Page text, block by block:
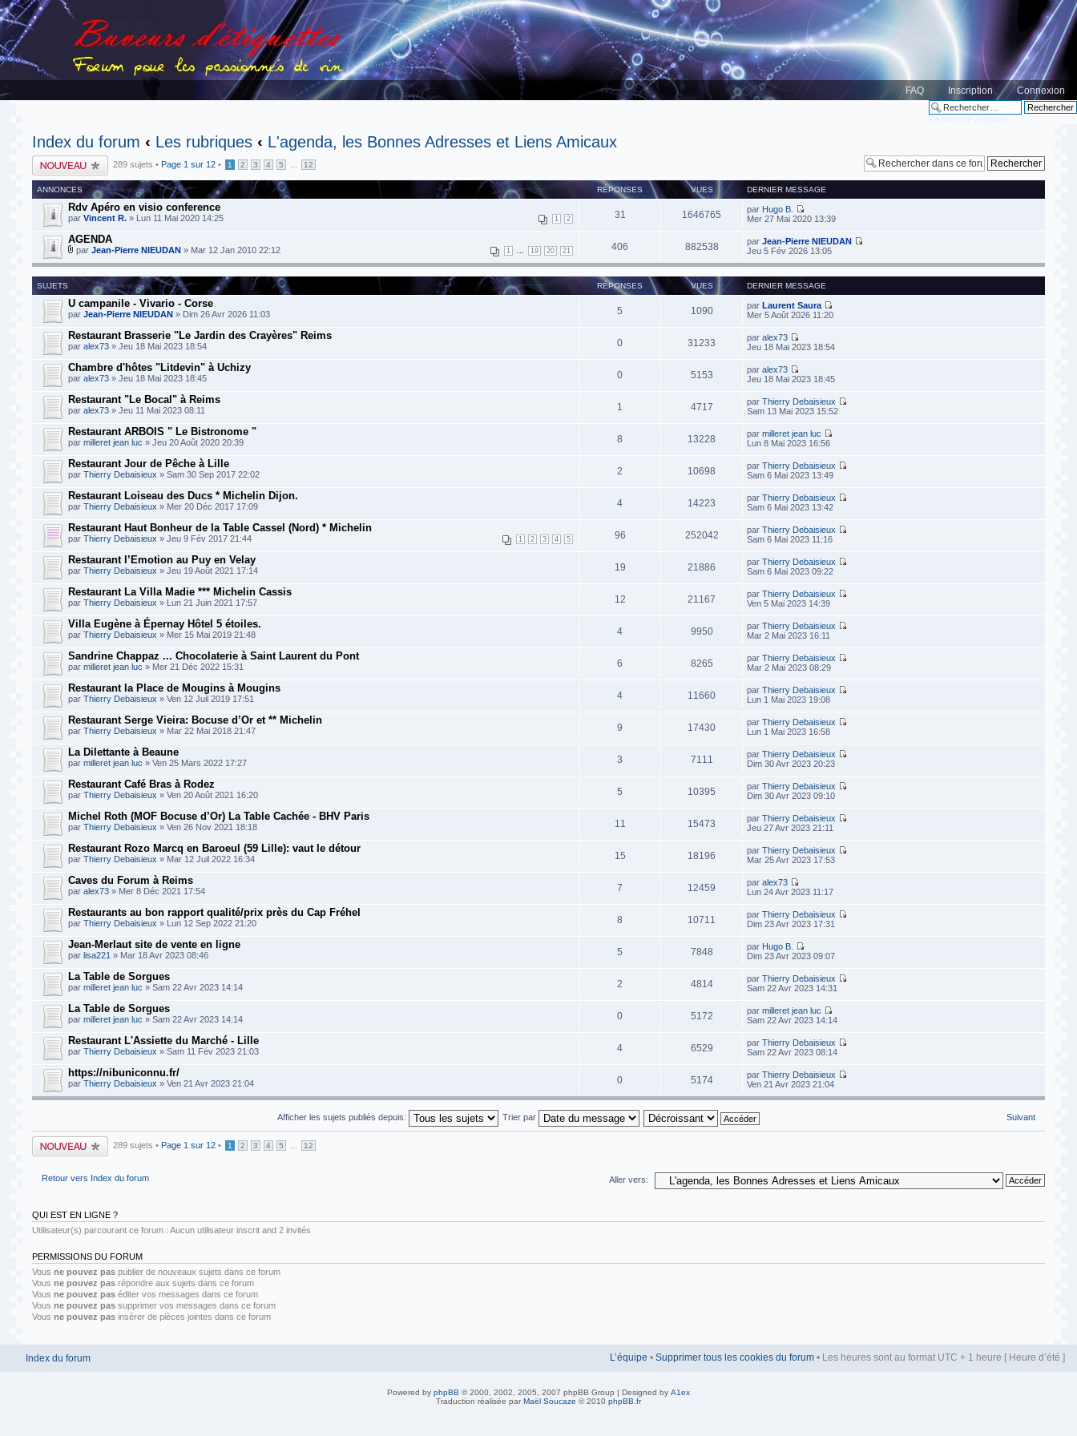
FAQ Inscription Connexion
Recherche avancée
Index du forum ‹ Les rubriques ‹ L'agenda, les Bonnes Adresses et Liens Amicaux
Publier un nouveau
sujet
289 sujets • Page 1 sur 12 • 1 2 3 4 5 12
ANNONCES RÉPONSES VUES DERNIER MESSAGE
Rdv Apéro en visio conference
1 2
par Vincent R. » Lun 11 Mai 2020 14:25 31 1646765 par Hugo B.
Mer 27 Mai 2020 13:39
AGENDA
1 19 20 21
par Jean-Pierre NIEUDAN » Mar 12 Jan 2010 22:12 406 882538 parJean-Pierre NIEUDAN
Jeu 5 Fév 2026 13:05
SUJETS RÉPONSES VUES DERNIER MESSAGE
U campanile - Vivario - Corse
par Jean-Pierre NIEUDAN » Dim 26 Avr 2026 11:03 5 1090 parLaurent Saura
Mer 5 Août 2026 11:20
Restaurant Brasserie "Le Jardin des Crayères" Reims
par alex73 » Jeu 18 Mai 2023 18:54 0 31233 paralex73
Jeu 18 Mai 2023 18:54
Chambre d'hôtes "Litdevin" à Uchizy
par alex73 » Jeu 18 Mai 2023 18:45 0 5153 paralex73
Jeu 18 Mai 2023 18:45
Restaurant "Le Bocal" à Reims
par alex73 » Jeu 11 Mai 2023 08:11 1 4717 parThierry Debaisieux
Sam 13 Mai 2023 15:52
Restaurant ARBOIS " Le Bistronome "
par milleret jean luc » Jeu 20 Août 2020 20:39 8 13228 parmilleret jean luc
Lun 8 Mai 2023 16:56
Restaurant Jour de Pêche à Lille
par Thierry Debaisieux » Sam 30 Sep 2017 22:02 2 10698 parThierry Debaisieux
Sam 6 Mai 2023 13:49
Restaurant Loiseau des Ducs * Michelin Dijon.
par Thierry Debaisieux » Mer 20 Déc 2017 17:09 4 14223 parThierry Debaisieux
Sam 6 Mai 2023 13:42
Restaurant Haut Bonheur de la Table Cassel (Nord) * Michelin
1 2 3 4 5
par Thierry Debaisieux » Jeu 9 Fév 2017 21:44 96 252042 parThierry Debaisieux
Sam 6 Mai 2023 11:16
Restaurant l’Emotion au Puy en Velay
par Thierry Debaisieux » Jeu 19 Août 2021 17:14 19 21886 parThierry Debaisieux
Sam 6 Mai 2023 09:22
Restaurant La Villa Madie *** Michelin Cassis
par Thierry Debaisieux » Lun 21 Juin 2021 17:57 12 21167 parThierry Debaisieux
Ven 5 Mai 2023 14:39
Villa Eugène à Épernay Hôtel 5 étoiles.
par Thierry Debaisieux » Mer 15 Mai 2019 21:48 4 9950 parThierry Debaisieux
Mar 2 Mai 2023 16:11
Sandrine Chappaz ... Chocolaterie à Saint Laurent du Pont
par milleret jean luc » Mer 21 Déc 2022 15:31 6 8265 parThierry Debaisieux
Mar 2 Mai 2023 08:29
Restaurant la Place de Mougins à Mougins
par Thierry Debaisieux » Ven 12 Juil 2019 17:51 4 11660 parThierry Debaisieux
Lun 1 Mai 2023 19:08
Restaurant Serge Vieira: Bocuse d’Or et ** Michelin
par Thierry Debaisieux » Mar 22 Mai 2018 21:47 9 17430 parThierry Debaisieux
Lun 1 Mai 2023 16:58
La Dilettante à Beaune
par milleret jean luc » Ven 25 Mars 2022 17:27 3 7111 parThierry Debaisieux
Dim 30 Avr 2023 20:23
Restaurant Café Bras à Rodez
par Thierry Debaisieux » Ven 20 Août 2021 16:20 5 10395 parThierry Debaisieux
Dim 30 Avr 2023 09:10
Michel Roth (MOF Bocuse d’Or) La Table Cachée - BHV Paris
par Thierry Debaisieux » Ven 26 Nov 2021 18:18 11 15473 parThierry Debaisieux
Jeu 27 Avr 2023 21:11
Restaurant Rozo Marcq en Baroeul (59 Lille): vaut le détour
par Thierry Debaisieux » Mar 12 Juil 2022 16:34 15 18196 parThierry Debaisieux
Mar 25 Avr 2023 17:53
Caves du Forum à Reims
par alex73 » Mer 8 Déc 2021 17:54 7 12459 paralex73
Lun 24 Avr 2023 11:17
Restaurants au bon rapport qualité/prix près du Cap Fréhel
par Thierry Debaisieux » Lun 12 Sep 2022 21:20 8 10711 parThierry Debaisieux
Dim 23 Avr 2023 17:31
Jean-Merlaut site de vente en ligne
par lisa221 » Mar 18 Avr 2023 08:46 5 7848 par Hugo B.
Dim 23 Avr 2023 09:07
La Table de Sorgues
par milleret jean luc » Sam 22 Avr 2023 14:14 2 4814 parThierry Debaisieux
Sam 22 Avr 2023 14:31
La Table de Sorgues
par milleret jean luc » Sam 22 Avr 2023 14:14 0 5172 parmilleret jean luc
Sam 22 Avr 2023 14:14
Restaurant L'Assiette du Marché - Lille
par Thierry Debaisieux » Sam 11 Fév 2023 21:03 4 6529 parThierry Debaisieux
Sam 22 Avr 2023 08:14
https://nibuniconnu.fr/
par Thierry Debaisieux » Ven 21 Avr 2023 21:04 0 5174 parThierry Debaisieux
Ven 21 Avr 2023 21:04
Suivant
Afficher les sujets publiés depuis: Trier par
Publier un nouveau
sujet
289 sujets • Page 1 sur 12 • 1 2 3 4 5 12
Retour vers Index du forum Aller vers:
QUI EST EN LIGNE ?
Utilisateur(s) parcourant ce forum : Aucun utilisateur inscrit and 2 invités
PERMISSIONS DU FORUM
Vous ne pouvez pas publier de nouveaux sujets dans ce forum
Vous ne pouvez pas répondre aux sujets dans ce forum
Vous ne pouvez pas éditer vos messages dans ce forum
Vous ne pouvez pas supprimer vos messages dans ce forum
Vous ne pouvez pas insérer de pièces jointes dans ce forum
Index du forum L’équipe • Supprimer tous les cookies du forum • Les heures sont au format UTC + 1 heure [ Heure d’été ]
Powered by phpBB © 2000, 2002, 2005, 2007 phpBB Group | Designed by A1ex
Traduction réalisée par Maël Soucaze © 2010 phpBB.fr